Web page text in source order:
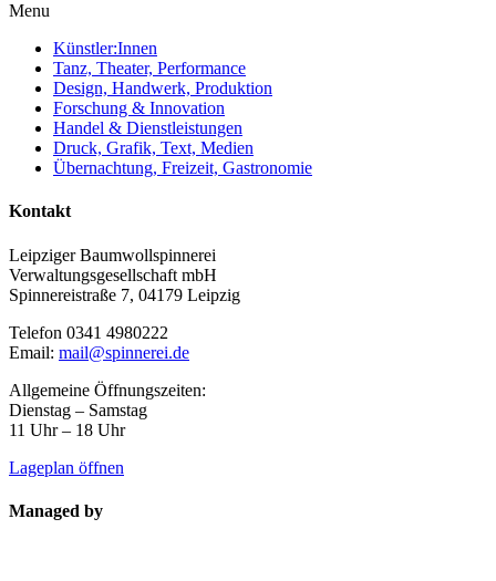
Menu
Künstler:Innen
Tanz, Theater, Performance
Design, Handwerk, Produktion
Forschung & Innovation
Handel & Dienstleistungen
Druck, Grafik, Text, Medien
Übernachtung, Freizeit, Gastronomie
Kontakt
Leipziger Baumwollspinnerei
Verwaltungsgesellschaft mbH
Spinnereistraße 7, 04179 Leipzig
Telefon 0341 4980222
Email: mail@spinnerei.de
Allgemeine Öffnungszeiten:
Dienstag – Samstag
11 Uhr – 18 Uhr
Lageplan öffnen
Managed by